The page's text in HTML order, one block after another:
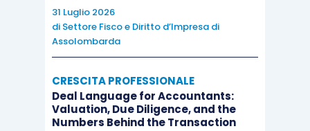
31 Luglio 2026
di Settore Fisco e Diritto d’Impresa di
Assolombarda
CRESCITA PROFESSIONALE
Deal Language for Accountants:
Valuation, Due Diligence, and the
Numbers Behind the Transaction